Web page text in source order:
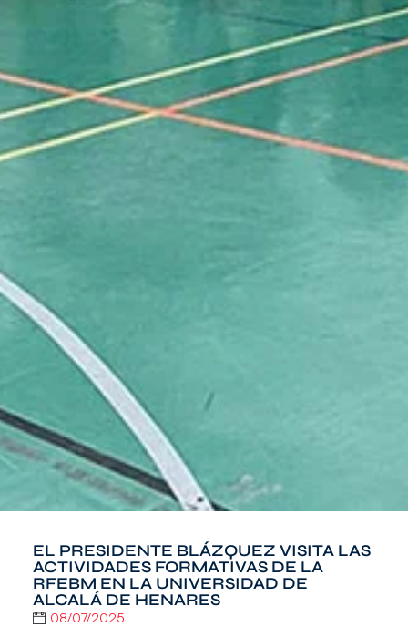
EL PRESIDENTE BLÁZQUEZ VISITA LAS
ACTIVIDADES FORMATIVAS DE LA
RFEBM EN LA UNIVERSIDAD DE
ALCALÁ DE HENARES
08/07/2025